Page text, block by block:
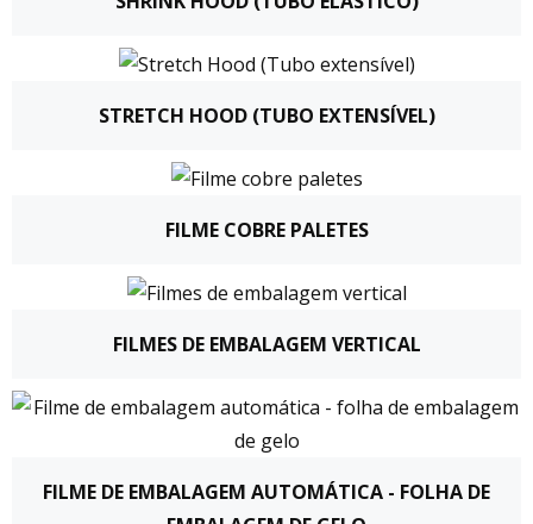
STRETCH HOOD (TUBO EXTENSÍVEL)
FILME COBRE PALETES
FILMES DE EMBALAGEM VERTICAL
FILME DE EMBALAGEM AUTOMÁTICA - FOLHA DE